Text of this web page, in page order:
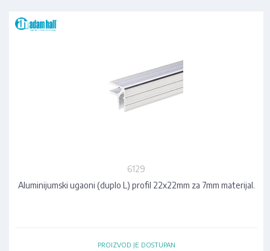
6129
Aluminijumski ugaoni (duplo L) profil 22x22mm za 7mm materijal.
PROIZVOD JE DOSTUPAN